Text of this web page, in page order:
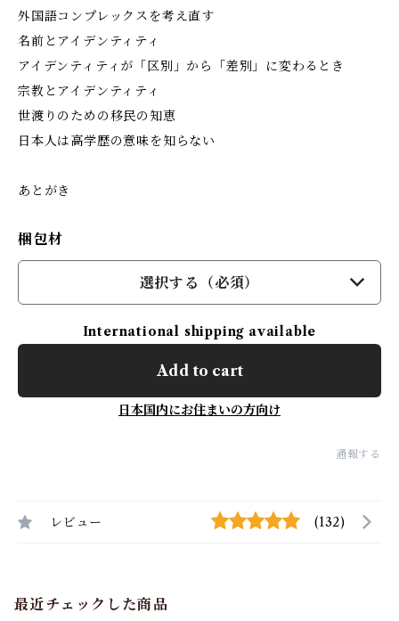
外国語コンプレックスを考え直す
名前とアイデンティティ
アイデンティティが「区別」から「差別」に変わるとき
宗教とアイデンティティ
世渡りのための移民の知恵
日本人は高学歴の意味を知らない
あとがき
梱包材
選択する（必須）
International shipping available
Add to cart
日本国内にお住まいの方向け
通報する
レビュー (132)
最近チェックした商品